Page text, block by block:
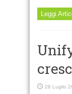
Leggi
28 Luglio